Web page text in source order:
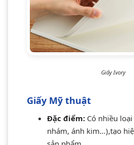
Giấy Ivory
Giấy Mỹ thuật
Đặc điểm: Có nhiều
nhám, ánh kim…),tạo